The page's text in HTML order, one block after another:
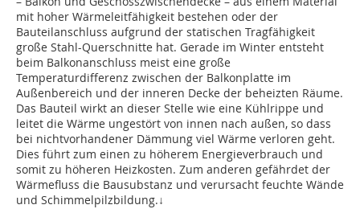
mit hoher Wärmeleitfähigkeit bestehen oder der
Bauteilanschluss aufgrund der statischen Tragfähigkeit
große Stahl-Querschnitte hat. Gerade im Winter entsteht
beim Balkonanschluss meist eine große
Temperaturdifferenz zwischen der Balkonplatte im
Außenbereich und der inneren Decke der beheizten Räume.
Das Bauteil wirkt an dieser Stelle wie eine Kühlrippe und
leitet die Wärme ungestört von innen nach außen, so dass
bei nichtvorhandener Dämmung viel Wärme verloren geht.
Dies führt zum einen zu höherem Energieverbrauch und
somit zu höheren Heizkosten. Zum anderen gefährdet der
Wärmefluss die Bausubstanz und verursacht feuchte Wände
und Schimmelpilzbildung.↓